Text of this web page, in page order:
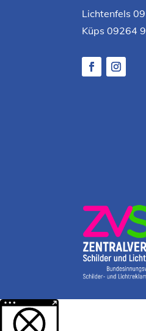
Lichtenfels
Küps 09264
Weitere Informationen über den